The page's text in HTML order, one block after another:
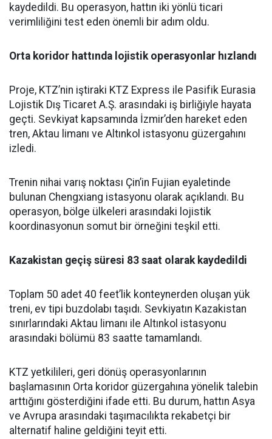
kaydedildi. Bu operasyon, hattın iki yönlü ticari
verimliliğini test eden önemli bir adım oldu.
Orta koridor hattında lojistik operasyonlar hızlandı
Proje, KTZ’nin iştiraki KTZ Express ile Pasifik Eurasia
Lojistik Dış Ticaret A.Ş. arasındaki iş birliğiyle hayata
geçti. Sevkiyat kapsamında İzmir’den hareket eden
tren, Aktau limanı ve Altınkol istasyonu güzergahını
izledi.
Trenin nihai varış noktası Çin’in Fujian eyaletinde
bulunan Chengxiang istasyonu olarak açıklandı. Bu
operasyon, bölge ülkeleri arasındaki lojistik
koordinasyonun somut bir örneğini teşkil etti.
Kazakistan geçiş süresi 83 saat olarak kaydedildi
Toplam 50 adet 40 feet’lik konteynerden oluşan yük
treni, ev tipi buzdolabı taşıdı. Sevkiyatın Kazakistan
sınırlarındaki Aktau limanı ile Altınkol istasyonu
arasındaki bölümü 83 saatte tamamlandı.
KTZ yetkilileri, geri dönüş operasyonlarının
başlamasının Orta koridor güzergahına yönelik talebin
arttığını gösterdiğini ifade etti. Bu durum, hattın Asya
ve Avrupa arasındaki taşımacılıkta rekabetçi bir
alternatif haline geldiğini teyit etti.